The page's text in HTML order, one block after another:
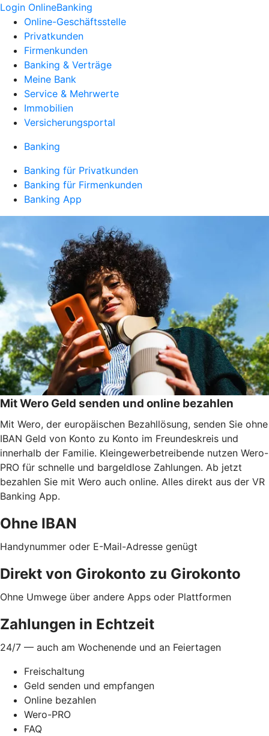
Login OnlineBanking
Online-Geschäftsstelle
Privatkunden
Firmenkunden
Banking & Verträge
Meine Bank
Service & Mehrwerte
Immobilien
Versicherungsportal
Banking
Banking für Privatkunden
Banking für Firmenkunden
Banking App
Mit Wero Geld senden und online bezahlen
Mit Wero, der europäischen Bezahllösung, senden Sie ohne
IBAN Geld von Konto zu Konto im Freundeskreis und
innerhalb der Familie. Kleingewerbetreibende nutzen Wero-
PRO für schnelle und bargeldlose Zahlungen. Ab jetzt
bezahlen Sie mit Wero auch online. Alles direkt aus der VR
Banking App.
Ohne IBAN
Handynummer oder E-Mail-Adresse genügt
Direkt von Girokonto zu Girokonto
Ohne Umwege über andere Apps oder Plattformen
Zahlungen in Echtzeit
24/7 — auch am Wochenende und an Feiertagen
Freischaltung
Geld senden und empfangen
Online bezahlen
Wero-PRO
FAQ